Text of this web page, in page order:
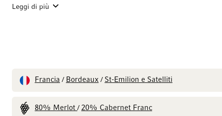
potenziale di invecchiamento, che hanno reso Château L’If
Leggi di più
Francia / Bordeaux / St-Emilion e Satelliti
80% Merlot/ 20% Cabernet Franc